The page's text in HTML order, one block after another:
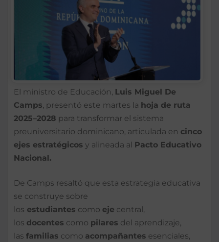
El ministro de Educación, Luis Miguel De
Camps , presentó este martes la hoja de ruta
2025–2028 para transformar el sistema
preuniversitario dominicano, articulada en cinco
ejes estratégicos y alineada al Pacto Educativo
Nacional.
De Camps resaltó que esta estrategia educativa
se construye sobre
los estudiantes como eje central,
los docentes como pilares del aprendizaje,
las familias como acompañantes esenciales,